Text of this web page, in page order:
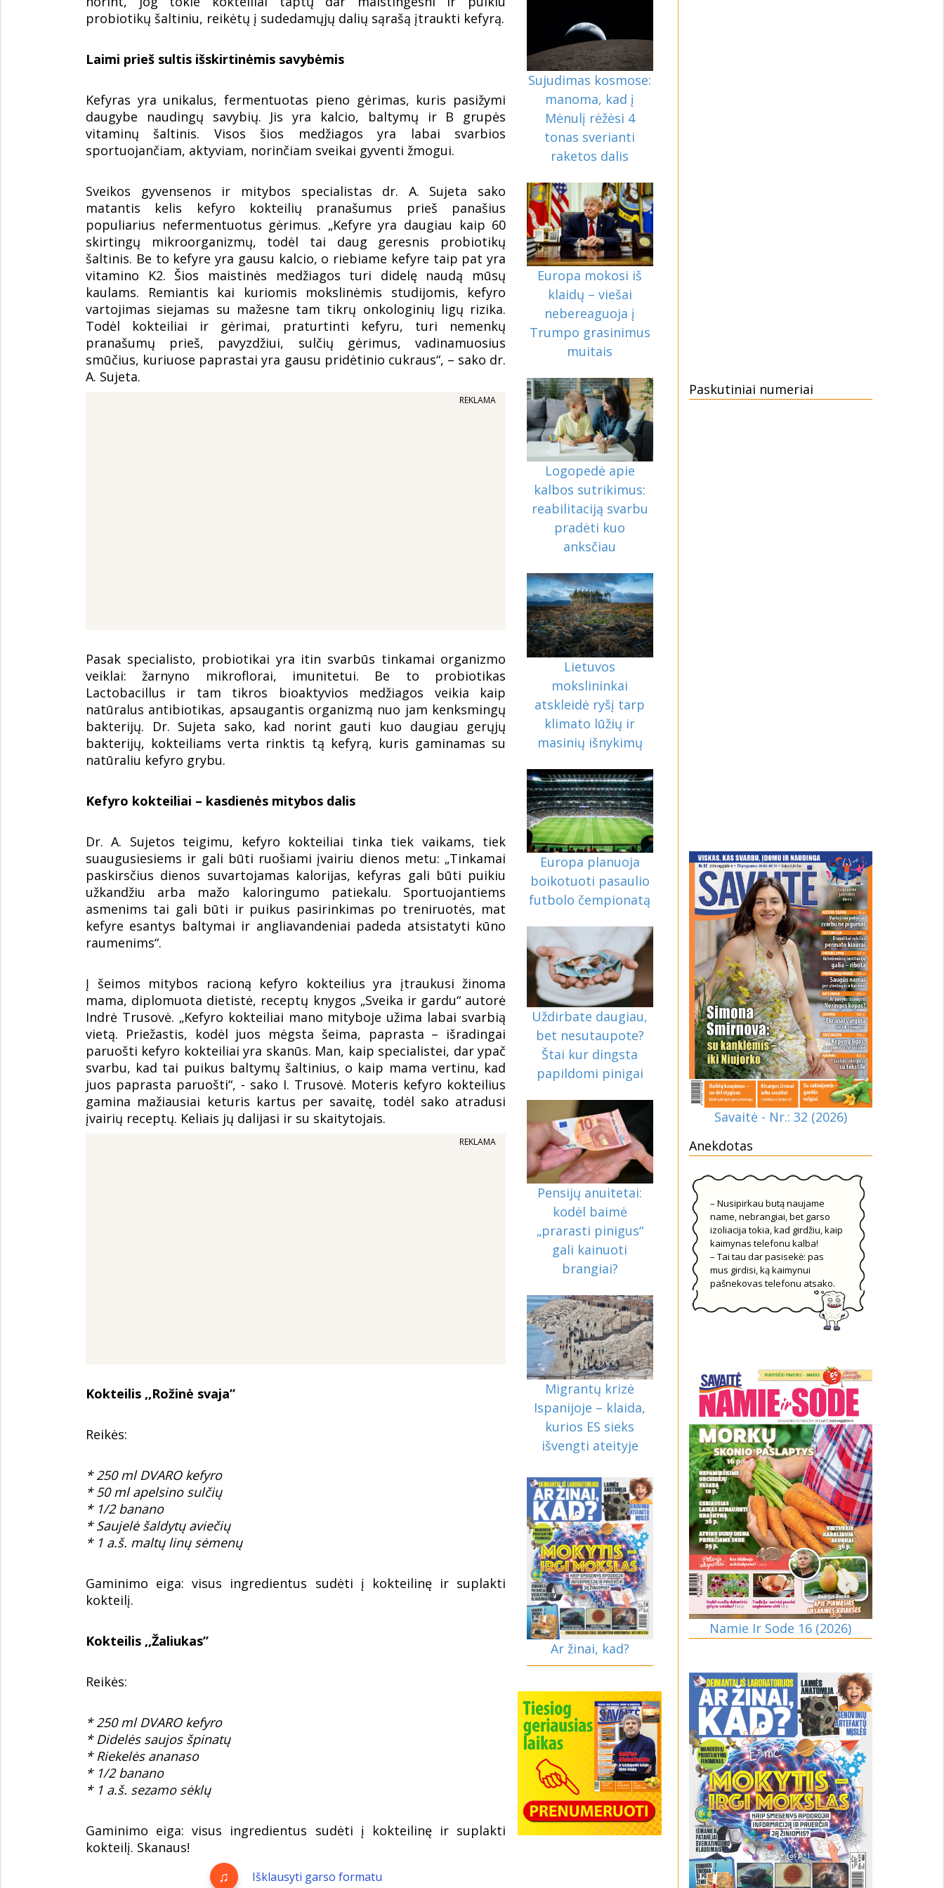
probiotikų šaltiniu, reikėtų į sudedamųjų dalių sąrašą įtraukti kefyrą.
Laimi prieš sultis išskirtinėmis savybėmis
Kefyras yra unikalus, fermentuotas pieno gėrimas, kuris pasižymi
daugybe naudingų savybių. Jis yra kalcio, baltymų ir B grupės
vitaminų šaltinis. Visos šios medžiagos yra labai svarbios
sportuojančiam, aktyviam, norinčiam sveikai gyventi žmogui.
Sveikos gyvensenos ir mitybos specialistas dr. A. Sujeta sako
matantis kelis kefyro kokteilių pranašumus prieš panašius
populiarius nefermentuotus gėrimus. „Kefyre yra daugiau kaip 60
skirtingų mikroorganizmų, todėl tai daug geresnis probiotikų
šaltinis. Be to kefyre yra gausu kalcio, o riebiame kefyre taip pat yra
vitamino K2. Šios maistinės medžiagos turi didelę naudą mūsų
kaulams. Remiantis kai kuriomis mokslinėmis studijomis, kefyro
vartojimas siejamas su mažesne tam tikrų onkologinių ligų rizika.
Todėl kokteiliai ir gėrimai, praturtinti kefyru, turi nemenkų
pranašumų prieš, pavyzdžiui, sulčių gėrimus, vadinamuosius
smūčius, kuriuose paprastai yra gausu pridėtinio cukraus“, – sako dr.
A. Sujeta.
REKLAMA
Pasak specialisto, probiotikai yra itin svarbūs tinkamai organizmo
veiklai: žarnyno mikroflorai, imunitetui. Be to probiotikas
Lactobacillus ir tam tikros bioaktyvios medžiagos veikia kaip
natūralus antibiotikas, apsaugantis organizmą nuo jam kenksmingų
bakterijų. Dr. Sujeta sako, kad norint gauti kuo daugiau gerųjų
bakterijų, kokteiliams verta rinktis tą kefyrą, kuris gaminamas su
natūraliu kefyro grybu.
Kefyro kokteiliai – kasdienės mitybos dalis
Dr. A. Sujetos teigimu, kefyro kokteiliai tinka tiek vaikams, tiek
suaugusiesiems ir gali būti ruošiami įvairiu dienos metu: „Tinkamai
paskirsčius dienos suvartojamas kalorijas, kefyras gali būti puikiu
užkandžiu arba mažo kaloringumo patiekalu. Sportuojantiems
asmenims tai gali būti ir puikus pasirinkimas po treniruotės, mat
kefyre esantys baltymai ir angliavandeniai padeda atsistatyti kūno
raumenims“.
Į šeimos mitybos racioną kefyro kokteilius yra įtraukusi žinoma
mama, diplomuota dietistė, receptų knygos „Sveika ir gardu“ autorė
Indrė Trusovė. „Kefyro kokteiliai mano mityboje užima labai svarbią
vietą. Priežastis, kodėl juos mėgsta šeima, paprasta – išradingai
paruošti kefyro kokteiliai yra skanūs. Man, kaip specialistei, dar ypač
svarbu, kad tai puikus baltymų šaltinius, o kaip mama vertinu, kad
juos paprasta paruošti“, - sako I. Trusovė. Moteris kefyro kokteilius
gamina mažiausiai keturis kartus per savaitę, todėl sako atradusi
įvairių receptų. Keliais jų dalijasi ir su skaitytojais.
REKLAMA
Kokteilis ,,Rožinė svaja”
Reikės:
* 250 ml DVARO kefyro
* 50 ml apelsino sulčių
* 1/2 banano
* Saujelė šaldytų aviečių
* 1 a.š. maltų linų sėmenų
Gaminimo eiga: visus ingredientus sudėti į kokteilinę ir suplakti
kokteilį.
Kokteilis ,,Žaliukas”
Reikės:
* 250 ml DVARO kefyro
* Didelės saujos špinatų
* Riekelės ananaso
* 1/2 banano
* 1 a.š. sezamo sėklų
Gaminimo eiga: visus ingredientus sudėti į kokteilinę ir suplakti
kokteilį. Skanaus!
Išklausyti garso formatu
Sujudimas kosmose:
manoma, kad į
Mėnulį rėžėsi 4
tonas sverianti
raketos dalis
Europa mokosi iš
klaidų – viešai
nebereaguoja į
Trumpo grasinimus
muitais
Logopedė apie
kalbos sutrikimus:
reabilitaciją svarbu
pradėti kuo
anksčiau
Lietuvos
mokslininkai
atskleidė ryšį tarp
klimato lūžių ir
masinių išnykimų
Europa planuoja
boikotuoti pasaulio
futbolo čempionatą
Uždirbate daugiau,
bet nesutaupote?
Štai kur dingsta
papildomi pinigai
Pensijų anuitetai:
kodėl baimė
„prarasti pinigus“
gali kainuoti
brangiai?
Migrantų krizė
Ispanijoje – klaida,
kurios ES sieks
išvengti ateityje
Ar žinai, kad?
Paskutiniai numeriai
Savaitė - Nr.: 32 (2026)
Anekdotas
– Nusipirkau butą naujame
name, nebrangiai, bet garso
izoliacija tokia, kad girdžiu, kaip
kaimynas telefonu kalba!
– Tai tau dar pasisekė: pas
mus girdisi, ką kaimynui
pašnekovas telefonu atsako.
Namie Ir Sode 16 (2026)